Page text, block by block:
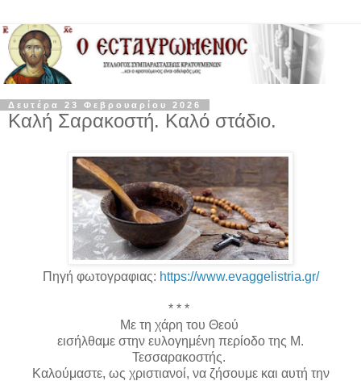
Δευτέρα 23 Φεβρουαρίου 2026
Καλή Σαρακοστή. Καλό στάδιο.
Πηγή φωτογραφιας: https://www.evaggelistria.gr/
* * *
Με τη χάρη του Θεού
εισήλθαμε στην ευλογημένη περίοδο της Μ.
Τεσσαρακοστής.
Καλούμαστε, ως χριστιανοί, να ζήσουμε και αυτή την